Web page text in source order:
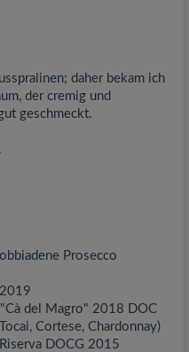
daher bekam ich
der cremig und
geschmeckt.
Prosecco
del Magro" 2018 DOC
Cortese, Chardonnay)
DOCG 2015